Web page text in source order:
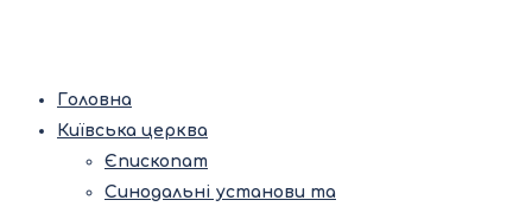
Головна
Київська церква
Єпископат
Синодальні установи та